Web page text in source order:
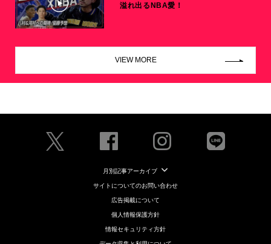
溢れ出るNBA愛！
VIEW MORE
月別記事アーカイブ
サイトについてのお問い合わせ
広告掲載について
個人情報保護方針
情報セキュリティ方針